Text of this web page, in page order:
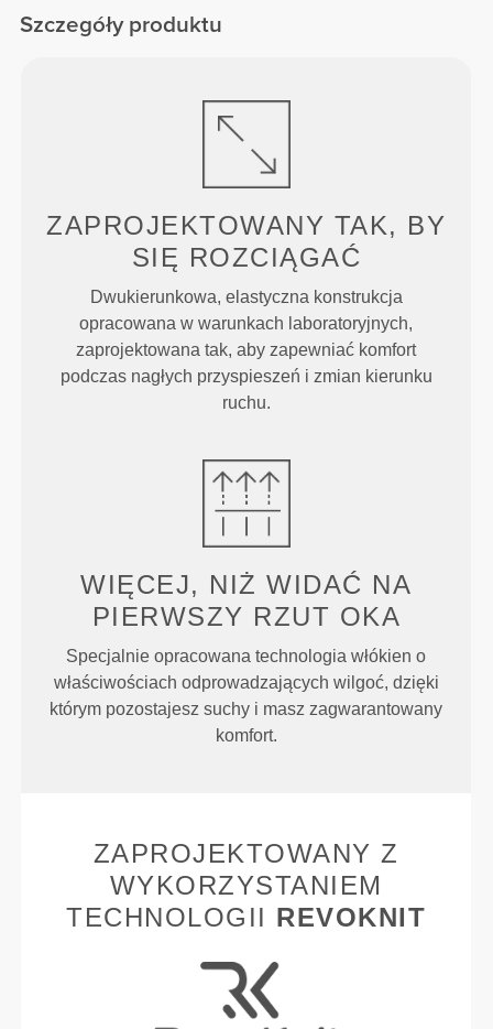
Szczegóły produktu
ZAPROJEKTOWANY TAK, BY
SIĘ ROZCIĄGAĆ
Dwukierunkowa, elastyczna konstrukcja
opracowana w warunkach laboratoryjnych,
zaprojektowana tak, aby zapewniać komfort
podczas nagłych przyspieszeń i zmian kierunku
ruchu.
WIĘCEJ, NIŻ WIDAĆ NA
PIERWSZY RZUT OKA
Specjalnie opracowana technologia włókien o
właściwościach odprowadzających wilgoć, dzięki
którym pozostajesz suchy i masz zagwarantowany
komfort.
ZAPROJEKTOWANY Z
WYKORZYSTANIEM
TECHNOLOGII REVOKNIT